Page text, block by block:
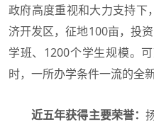
政府高度重视和大力支持下
济开发区，征地100亩，投
学班、1200个学生规模。
时，一所办学条件一流的全
近五年获得主要荣誉：